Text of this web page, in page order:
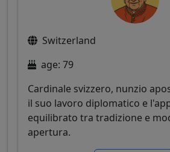
Switzerland
age: 79
Cardinale svizzero, nunzio
il suo lavoro diplomatico e
equilibrato tra tradizione e
apertura.